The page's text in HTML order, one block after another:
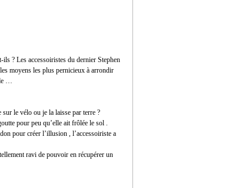
? Les accessoiristes du dernier Stephen
moyens les plus pernicieux à arrondir
…
le vélo ou je la laisse par terre ?
pour peu qu’elle ait frôlée le sol .
pour créer l’illusion , l’accessoiriste a
ravi de pouvoir en récupérer un